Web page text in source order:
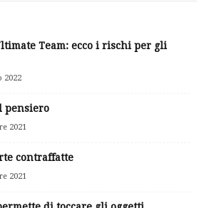
Team: ecco i rischi per gli
2022
pensiero
2021
contraffatte
2021